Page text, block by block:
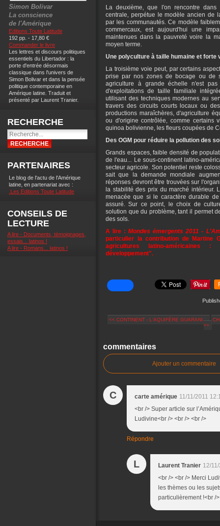
Simon Bolivar
La conscience
de l'Amérique
Editions Toute Latitude
192 pp. - 17,80 €
Commander le livre
Les lettres et discours politiques
essentiels du Libertador : la
porte d'entrée désormais
classique dans l'univers de
Simon Bolivar et dans la pensée
politique contemporaine en
Amérique latine. Traduit et
présenté par Laurent Tranier.
RECHERCHE
PARTENAIRES
Le blog de l'actu de l'Amérique
latine, en partenariat avec :
.Les Editions Toute Latitude
CONSEILS DE
LECTURE
A lire - Documents, témoignages,
essais... latinos !
A lire - Romans... latinos !
La deuxième, que l'on rencontre
centrale, perpétue le modèle ancien de
par les communautés. Ce modèle
commercaux, est aujourd'hui une
maintenues dans la pauvreté voire la
moyen terme.
Une polyculture à taille humaine et forte
La troisième voie peut, par certains
prise par nos zones de bocage ou de
agriculture à grande échelle n'est
d'exploitations de taille familiale
utilisant des techniques modernes au
travers des circuits courts locaux ou
productions maraîchères, d'agriculture
ou d'origine contrôlée, comme certains
quinoa bolivienne, les fleurs coupées de
Des OGM pour réduire la pollution des
Grands espaces, faible densité de
de l'eau... Le sous-continent latino-
secteur agricole. Son potentiel reste
sait que la demande mondiale
réponses devront être trouvées sur
la stabilité des prix du marché intérieur.
menacée que si le caractère durable
assuré. Sur ce point, le choix de
solution que du problème, tant il permet
des sols.
A lire :Mondes émergents 2011 -
particulier la contribution de Martine
agricultures latino-américaines
développement".
<< CONTINENT - L'AQUIFÈRE GUARANI...
>>
commentaires
Ajouter un commentaire
C carte amérique 11/11/2011
<br /> Super article sur
Ludivine<br /> <br /> <br />
Répondre
L Laurent Tranier 12/
<br /> <br /> Merci
les thèmes ou les
particulièrement !<br /